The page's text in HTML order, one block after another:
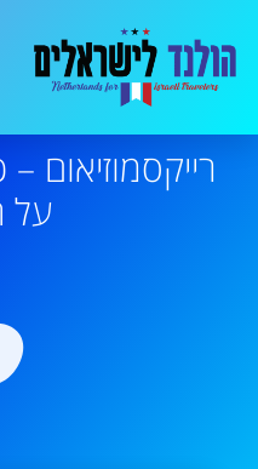
רייקסמוזיאום
על